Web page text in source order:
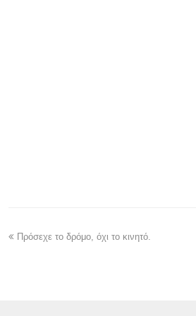
Πρόσεχε το δρόμο, όχι το κινητό.